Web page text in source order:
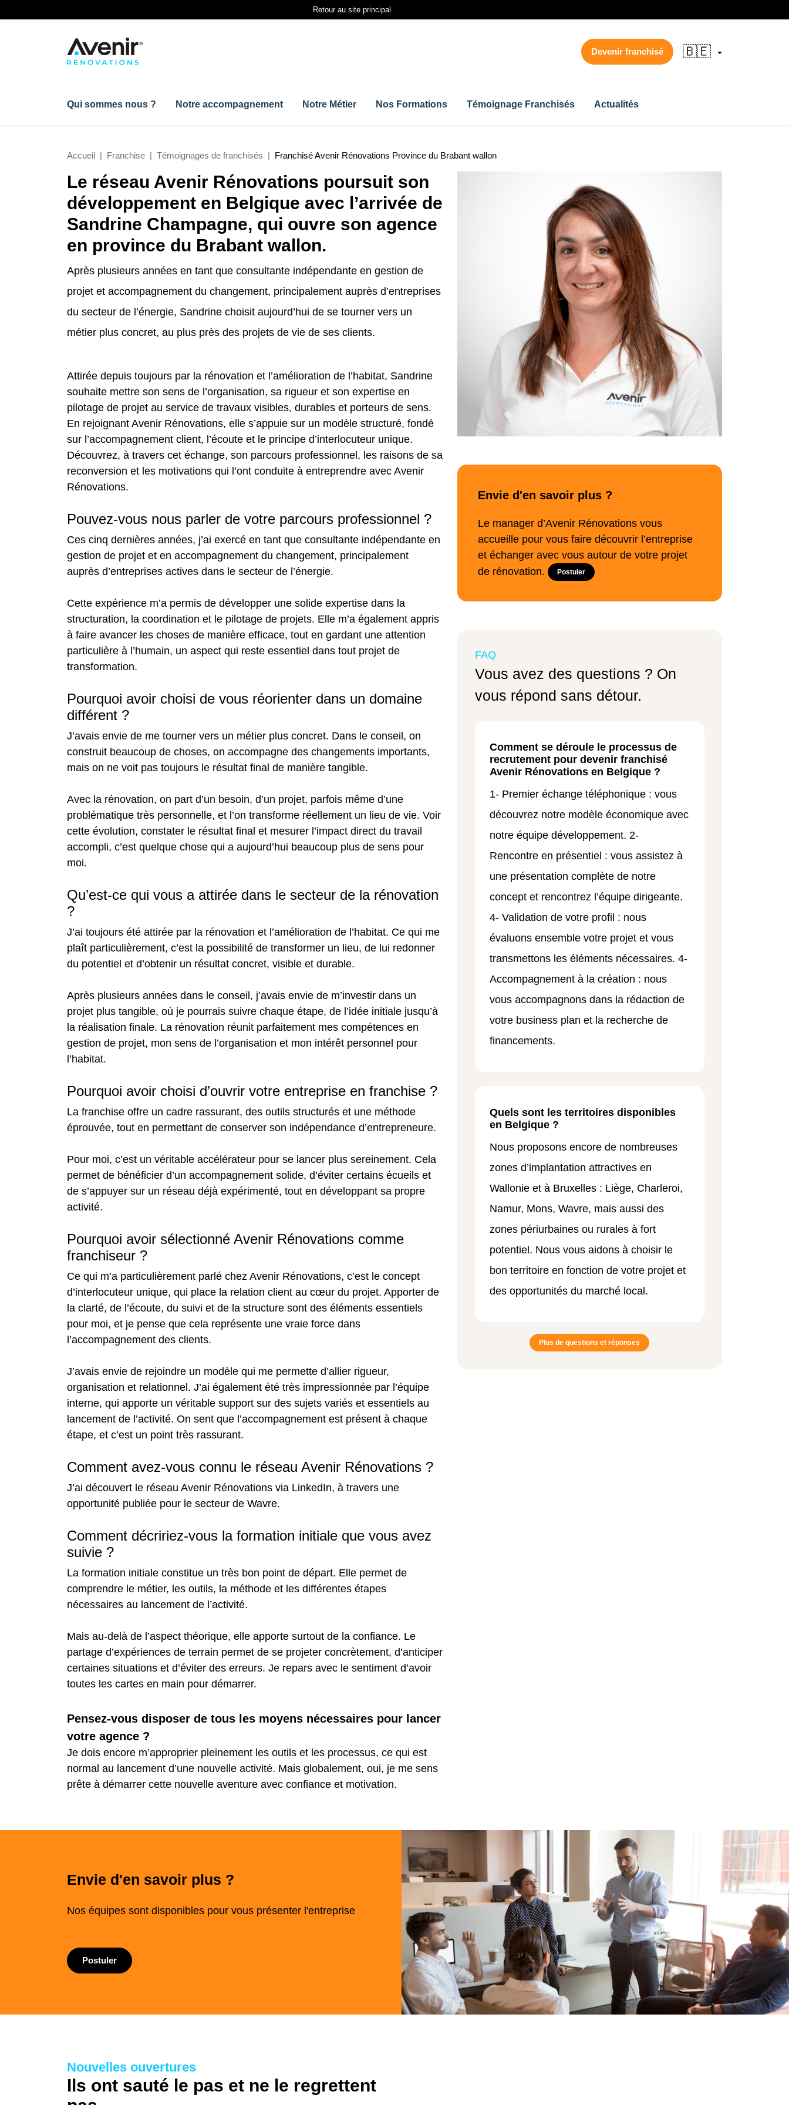
Retour au site principal
Devenir franchisé 🇧🇪
Qui sommes nous ? Notre accompagnement Notre Métier Nos Formations Témoignage Franchisés Actualités
Accueil Franchise Témoignages de franchisés Franchisé Avenir Rénovations Province du Brabant wallon
Le réseau Avenir Rénovations poursuit son
développement en Belgique avec l’arrivée de
Sandrine Champagne, qui ouvre son agence
en province du Brabant wallon.
Après plusieurs années en tant que consultante indépendante en gestion de
projet et accompagnement du changement, principalement auprès d’entreprises
du secteur de l’énergie, Sandrine choisit aujourd’hui de se tourner vers un
métier plus concret, au plus près des projets de vie de ses clients.
Attirée depuis toujours par la rénovation et l’amélioration de l’habitat, Sandrine
souhaite mettre son sens de l’organisation, sa rigueur et son expertise en
pilotage de projet au service de travaux visibles, durables et porteurs de sens.
En rejoignant Avenir Rénovations, elle s’appuie sur un modèle structuré, fondé
sur l’accompagnement client, l’écoute et le principe d’interlocuteur unique.
Découvrez, à travers cet échange, son parcours professionnel, les raisons de sa
reconversion et les motivations qui l’ont conduite à entreprendre avec Avenir
Rénovations.
Pouvez-vous nous parler de votre parcours professionnel ?
Ces cinq dernières années, j’ai exercé en tant que consultante indépendante en
gestion de projet et en accompagnement du changement, principalement
auprès d’entreprises actives dans le secteur de l’énergie.
Cette expérience m’a permis de développer une solide expertise dans la
structuration, la coordination et le pilotage de projets. Elle m’a également appris
à faire avancer les choses de manière efficace, tout en gardant une attention
particulière à l’humain, un aspect qui reste essentiel dans tout projet de
transformation.
Pourquoi avoir choisi de vous réorienter dans un domaine
différent ?
J’avais envie de me tourner vers un métier plus concret. Dans le conseil, on
construit beaucoup de choses, on accompagne des changements importants,
mais on ne voit pas toujours le résultat final de manière tangible.
Avec la rénovation, on part d’un besoin, d’un projet, parfois même d’une
problématique très personnelle, et l’on transforme réellement un lieu de vie. Voir
cette évolution, constater le résultat final et mesurer l’impact direct du travail
accompli, c’est quelque chose qui a aujourd’hui beaucoup plus de sens pour
moi.
Qu’est-ce qui vous a attirée dans le secteur de la rénovation
?
J’ai toujours été attirée par la rénovation et l’amélioration de l’habitat. Ce qui me
plaît particulièrement, c’est la possibilité de transformer un lieu, de lui redonner
du potentiel et d’obtenir un résultat concret, visible et durable.
Après plusieurs années dans le conseil, j’avais envie de m’investir dans un
projet plus tangible, où je pourrais suivre chaque étape, de l’idée initiale jusqu’à
la réalisation finale. La rénovation réunit parfaitement mes compétences en
gestion de projet, mon sens de l’organisation et mon intérêt personnel pour
l’habitat.
Pourquoi avoir choisi d’ouvrir votre entreprise en franchise ?
La franchise offre un cadre rassurant, des outils structurés et une méthode
éprouvée, tout en permettant de conserver son indépendance d’entrepreneure.
Pour moi, c’est un véritable accélérateur pour se lancer plus sereinement. Cela
permet de bénéficier d’un accompagnement solide, d’éviter certains écueils et
de s’appuyer sur un réseau déjà expérimenté, tout en développant sa propre
activité.
Pourquoi avoir sélectionné Avenir Rénovations comme
franchiseur ?
Ce qui m’a particulièrement parlé chez Avenir Rénovations, c’est le concept
d’interlocuteur unique, qui place la relation client au cœur du projet. Apporter de
la clarté, de l’écoute, du suivi et de la structure sont des éléments essentiels
pour moi, et je pense que cela représente une vraie force dans
l’accompagnement des clients.
J’avais envie de rejoindre un modèle qui me permette d’allier rigueur,
organisation et relationnel. J’ai également été très impressionnée par l’équipe
interne, qui apporte un véritable support sur des sujets variés et essentiels au
lancement de l’activité. On sent que l’accompagnement est présent à chaque
étape, et c’est un point très rassurant.
Comment avez-vous connu le réseau Avenir Rénovations ?
J’ai découvert le réseau Avenir Rénovations via LinkedIn, à travers une
opportunité publiée pour le secteur de Wavre.
Comment décririez-vous la formation initiale que vous avez
suivie ?
La formation initiale constitue un très bon point de départ. Elle permet de
comprendre le métier, les outils, la méthode et les différentes étapes
nécessaires au lancement de l’activité.
Mais au-delà de l’aspect théorique, elle apporte surtout de la confiance. Le
partage d’expériences de terrain permet de se projeter concrètement, d’anticiper
certaines situations et d’éviter des erreurs. Je repars avec le sentiment d’avoir
toutes les cartes en main pour démarrer.
Pensez-vous disposer de tous les moyens nécessaires pour lancer
votre agence ?
Je dois encore m’approprier pleinement les outils et les processus, ce qui est
normal au lancement d’une nouvelle activité. Mais globalement, oui, je me sens
prête à démarrer cette nouvelle aventure avec confiance et motivation.
Envie d'en savoir plus ?
Le manager d’Avenir Rénovations vous
accueille pour vous faire découvrir l’entreprise
et échanger avec vous autour de votre projet
de rénovation.
Postuler
FAQ
Vous avez des questions ? On
vous répond sans détour.
Comment se déroule le processus de
recrutement pour devenir franchisé
Avenir Rénovations en Belgique ?
1- Premier échange téléphonique : vous
découvrez notre modèle économique avec
notre équipe développement. 2-
Rencontre en présentiel : vous assistez à
une présentation complète de notre
concept et rencontrez l’équipe dirigeante.
4- Validation de votre profil : nous
évaluons ensemble votre projet et vous
transmettons les éléments nécessaires. 4-
Accompagnement à la création : nous
vous accompagnons dans la rédaction de
votre business plan et la recherche de
financements.
Quels sont les territoires disponibles
en Belgique ?
Nous proposons encore de nombreuses
zones d’implantation attractives en
Wallonie et à Bruxelles : Liège, Charleroi,
Namur, Mons, Wavre, mais aussi des
zones périurbaines ou rurales à fort
potentiel. Nous vous aidons à choisir le
bon territoire en fonction de votre projet et
des opportunités du marché local.
Plus de questions et réponses
Envie d'en savoir plus ?
Nos équipes sont disponibles pour vous présenter l'entreprise
Postuler
Nouvelles ouvertures
Ils ont sauté le pas et ne le regrettent